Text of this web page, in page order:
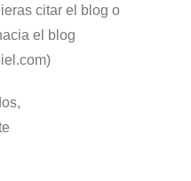
citar el blog o
el blog